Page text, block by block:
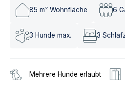
85 m² Wohnfläche 6
3 Hunde max. 3
Mehrere Hunde erlaubt